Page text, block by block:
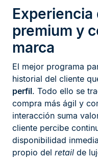
premium y
marca
El mejor programa
historial del cliente
perfil. Todo ello se
compra más ágil y
interacción suma
cliente percibe
disponibilidad
propio del retail de